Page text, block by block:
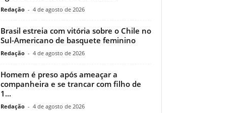
Redação - 4 de agosto de 2026
Brasil estreia com vitória sobre o Chile no
Sul-Americano de basquete feminino
Redação - 4 de agosto de 2026
Homem é preso após ameaçar a
companheira e se trancar com filho de
1...
Redação - 4 de agosto de 2026